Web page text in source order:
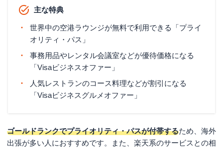
主な特典
世界中の空港ラウンジが無料で利用できる「プライ
オリティ・パス」
事務用品やレンタル会議室などが優待価格になる
「Visaビジネスオファー」
人気レストランのコース料理などが割引になる
「Visaビジネスグルメオファー」
ゴールドランクでプライオリティ・パスが付帯するため、海外
出張が多い人におすすめです。また、楽天系のサービスとの相